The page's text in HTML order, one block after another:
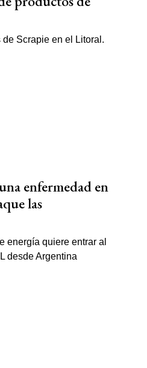
enfermedad en
las